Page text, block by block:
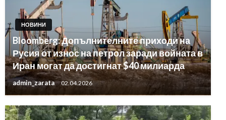
НОВИНИ
Bloomberg: Допълнителните приходи на
Русия от износ на петрол заради войната в
Иран могат да достигнат $40 милиарда
admin_zarata 02.04.2026